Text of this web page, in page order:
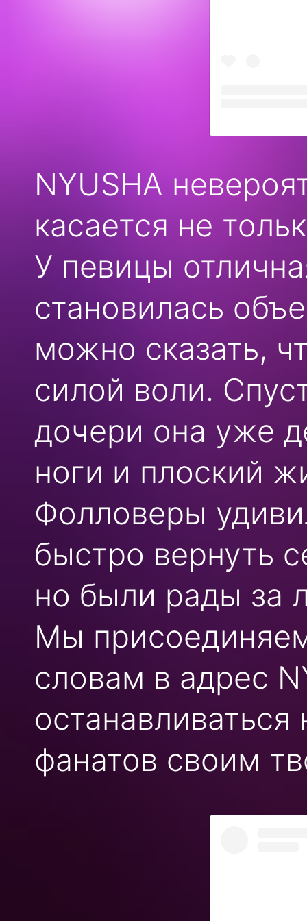
NYUSHA
касается не
У певицы
становилась
можно сказать,
силой воли.
дочери она уже
ноги и плоский
Фолловеры
быстро вернуть
но были рады за
Мы
словам в адрес
фанатов своим